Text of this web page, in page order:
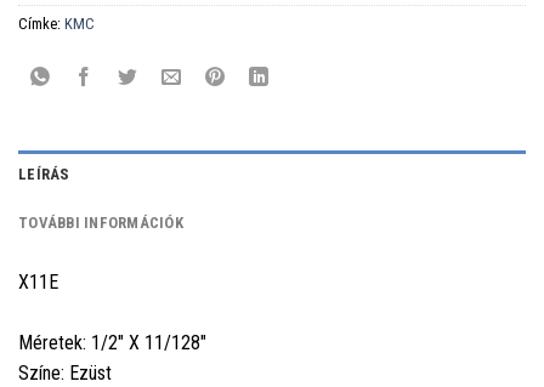
Címke: KMC
LEÍRÁS
TOVÁBBI INFORMÁCIÓK
X11E
Méretek: 1/2" X 11/128"
Színe: Ezüst